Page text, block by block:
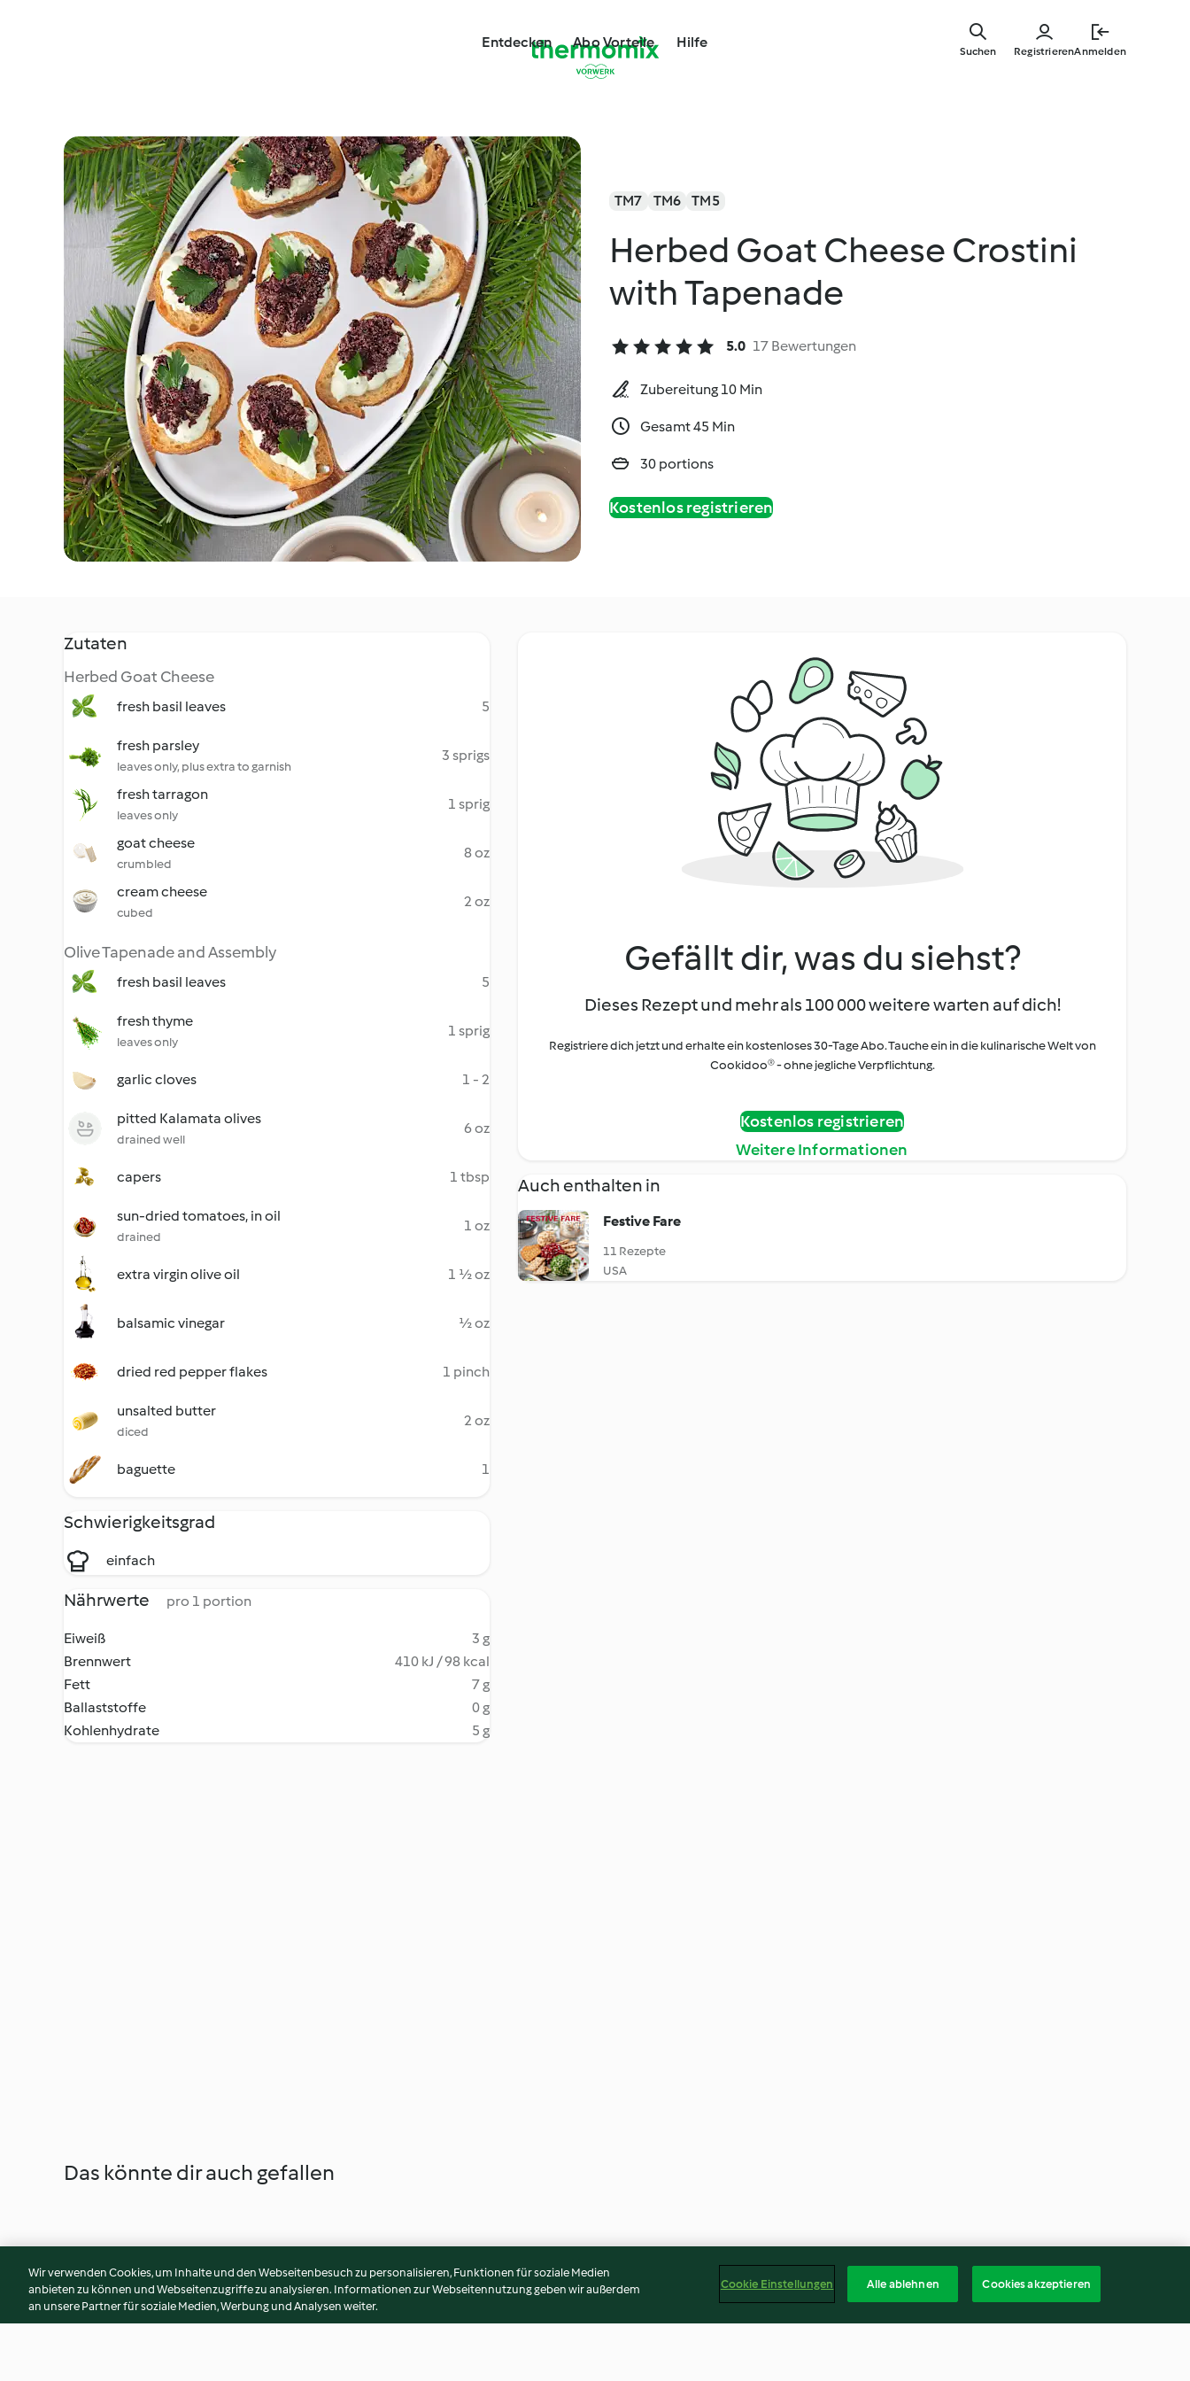
Entdecken Abo Vorteile Hilfe
RegistrierenAnmelden
Suchen
TM7 TM6 TM5
Herbed Goat Cheese Crostini
with Tapenade
5.0 17 Bewertungen
Zubereitung 10 Min
Gesamt 45 Min
30 portions
Kostenlos registrieren
Zutaten
Herbed Goat Cheese
fresh basil leaves 5
fresh parsley
leaves only, plus extra to garnish
3 sprigs
fresh tarragon
leaves only
1 sprig
goat cheese
crumbled
8 oz
cream cheese
cubed
2 oz
Olive Tapenade and Assembly
fresh basil leaves 5
fresh thyme
leaves only
1 sprig
garlic cloves 1 - 2
pitted Kalamata olives
drained well
6 oz
capers 1 tbsp
sun-dried tomatoes, in oil
drained
1 oz
extra virgin olive oil 1 ½ oz
balsamic vinegar ½ oz
dried red pepper flakes 1 pinch
unsalted butter
diced
2 oz
baguette 1
Schwierigkeitsgrad
einfach
Nährwerte pro 1 portion
Eiweiß
3 g
Brennwert
410 kJ / 98 kcal
Fett
7 g
Ballaststoffe
0 g
Kohlenhydrate
5 g
Gefällt dir, was du siehst?
Dieses Rezept und mehr als 100 000 weitere warten auf dich!
Registriere dich jetzt und erhalte ein kostenloses 30-Tage Abo. Tauche ein in die kulinarische Welt von
Cookidoo® - ohne jegliche Verpflichtung.
Kostenlos registrieren
Weitere Informationen
Auch enthalten in
Festive Fare
11 Rezepte
USA
Das könnte dir auch gefallen
Wir verwenden Cookies, um Inhalte und den Webseitenbesuch zu personalisieren, Funktionen für soziale Medien
anbieten zu können und Webseitenzugriffe zu analysieren. Informationen zur Webseitennutzung geben wir außerdem
an unsere Partner für soziale Medien, Werbung und Analysen weiter.
Cookie Einstellungen Alle ablehnen Cookies akzeptieren